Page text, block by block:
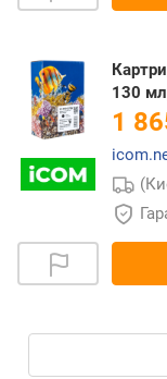
130
1